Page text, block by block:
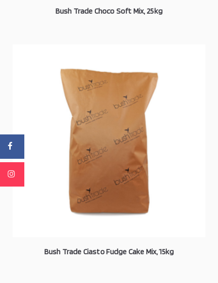
Bush Trade Choco Soft Mix, 25kg
Bush Trade Ciasto Fudge Cake Mix, 15kg